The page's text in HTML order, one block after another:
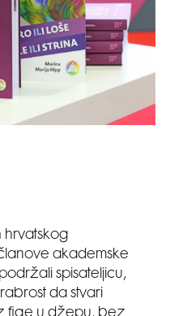
hrvatskog
akademske
spisateljicu,
da stvari
fige u džepu, bez